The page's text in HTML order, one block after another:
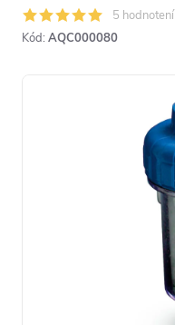
5 hodnotení
Kód: AQC000080